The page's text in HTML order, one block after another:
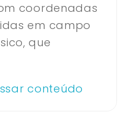
coordenadas
em campo
que
conteúdo